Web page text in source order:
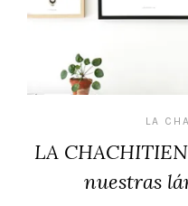
LA
LA
nuestras